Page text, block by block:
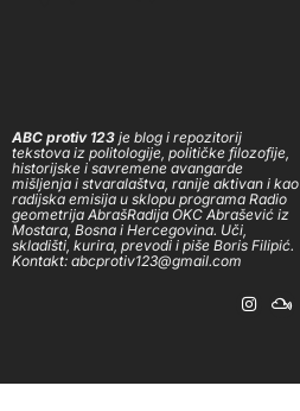
ABC protiv 123 je blog i repozitorij
tekstova iz politologije, političke filozofije,
historijske i savremene avangarde
mišljenja i stvaralaštva, ranije aktivan i kao
radijska emisija u sklopu programa Radio
geometrija AbrašRadija OKC Abrašević iz
Mostara, Bosna i Hercegovina. Uči,
skladišti, kurira, prevodi i piše Boris Filipić.
Kontakt: abcprotiv123@gmail.com